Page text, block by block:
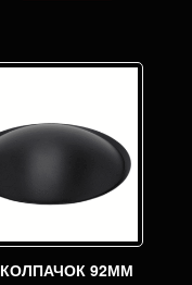
КОЛПАЧОК 92ММ